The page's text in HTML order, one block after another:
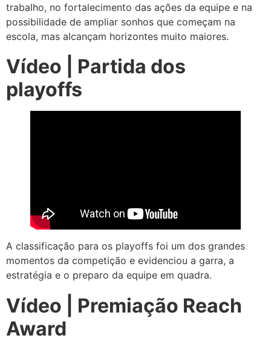
trabalho, no fortalecimento das ações da equipe e na
possibilidade de ampliar sonhos que começam na
escola, mas alcançam horizontes muito maiores.
Vídeo | Partida dos
playoffs
A classificação para os playoffs foi um dos grandes
momentos da competição e evidenciou a garra, a
estratégia e o preparo da equipe em quadra.
Vídeo | Premiação Reach
Award